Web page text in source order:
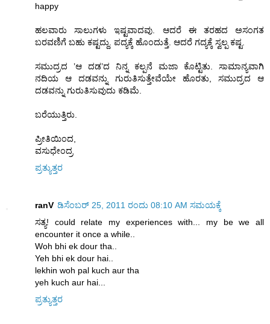
happy
ಹಲವಾರು ಸಾಲುಗಳು ಇಷ್ಟವಾದವು. ಆದರೆ ಈ ತರಹದ ಅಸಂಗತ
ಬರವಣಿಗೆ ಬಹು ಕಷ್ಟದ್ದು. ಪದ್ಯಕ್ಕೆ ಹೊಂದುತ್ತೆ. ಆದರೆ ಗದ್ಯಕ್ಕೆ ಸ್ವಲ್ಪ ಕಷ್ಟ.
ಸಮುದ್ರದ ’ಆ ದಡ’ದ ನಿನ್ನ ಕಲ್ಪನೆ ಮಜಾ ಕೊಟ್ಟಿತು. ಸಾಮಾನ್ಯವಾಗಿ
ನದಿಯ ಆ ದಡವನ್ನು ಗುರುತಿಸುತ್ತೇವೆಯೇ ಹೊರತು, ಸಮುದ್ರದ ಆ
ದಡವನ್ನು ಗುರುತಿಸುವುದು ಕಡಿಮೆ.
ಬರೆಯುತ್ತಿರು.
ಪ್ರೀತಿಯಿಂದ,
ವಸುಧೇಂದ್ರ
ಪ್ರತ್ಯುತ್ತರ
ranV ಡಿಸೆಂಬರ್ 25, 2011 ರಂದು 08:10 AM ಸಮಯಕ್ಕೆ
ಸತ್ಯ! could relate my experiences with... my be we all
encounter it once a while..
Woh bhi ek dour tha..
Yeh bhi ek dour hai..
lekhin woh pal kuch aur tha
yeh kuch aur hai...
ಪ್ರತ್ಯುತ್ತರ